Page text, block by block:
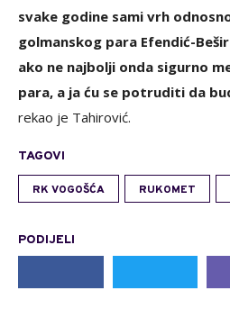
svake godine sami vrh
golmanskog para Efendić-
ako ne najbolji onda sigurno
para, a ja ću se potruditi da
rekao je Tahirović.
TAGOVI
RK VOGOŠĆA RUKOMET
PODIJELI